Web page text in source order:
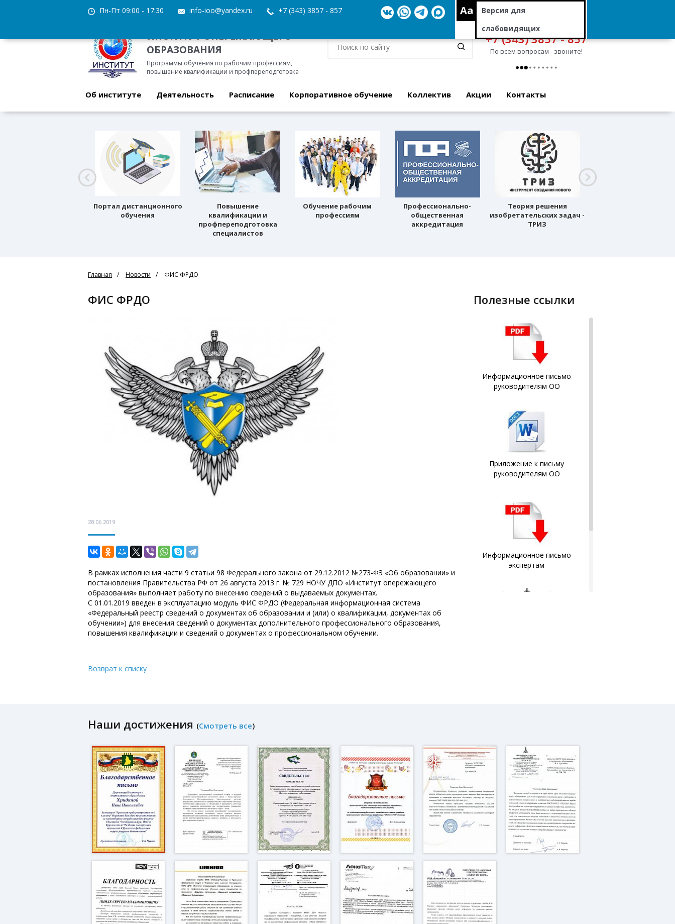
Пн-Пт 09:00 - 17:30 info-ioo@yandex.ru +7 (343) 3857 - 857 Aa
Версия для
слабовидящих
ИНСТИТУТ ОПЕРЕЖАЮЩЕГО
ОБРАЗОВАНИЯ
Программы обучения по рабочим профессиям,
повышение квалификации и профпереподготовка
+7 (343) 3857 - 857
По всем вопросам - звоните!
Об институте Деятельность Расписание Корпоративное обучение Коллектив Акции Контакты
Портал дистанционного
обучения
Повышение
квалификации и
профпереподготовка
специалистов
Обучение рабочим
профессиям
Профессионально-
общественная
аккредитация
Теория решения
изобретательских задач -
ТРИЗ
Главная Новости ФИС ФРДО
ФИС ФРДО
28.06.2019
В рамках исполнения части 9 статьи 98 Федерального закона от 29.12.2012 №273-ФЗ «Об образовании» и
постановления Правительства РФ от 26 августа 2013 г. № 729 НОЧУ ДПО «Институт опережающего
образования» выполняет работу по внесению сведений о выдаваемых документах.
С 01.01.2019 введен в эксплуатацию модуль ФИС ФРДО (Федеральная информационная система
«Федеральный реестр сведений о документах об образовании и (или) о квалификации, документах об
обучении») для внесения сведений о документах дополнительного профессионального образования,
повышения квалификации и сведений о документах о профессиональном обучении.
Возврат к списку
полезные ссылки
Информационное письмо
руководителям ОО
Приложение к письму
руководителям ОО
Информационное письмо
экспертам
Наши достижения (Смотреть все)